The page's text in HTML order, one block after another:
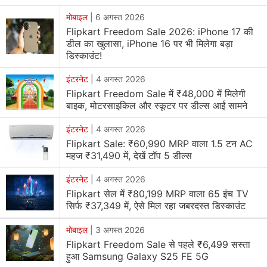
Samsung Galaxy A35 5Gका 8GB RAM + 128GB
स्टोरेज वेरिएंट फ्लिपकार्ट पर19,999 रुपयेमें लिस्ट किया गया है।
बैंक ऑफर की बात करें तो Axis Bank Flipkart क्रेडिट कार्ड
ट्रांजेक्शन पर 5% कैशबैक (750 रुपये तक) मिल सकता है, जिसके
बाद प्रभावी कीमत 19,249 रुपये हो जाएगी। एक्सचेंज ऑफर में पुराना
या मौजूदा फोन देने पर 16,750 रुपये की बचत हो सकती है। हालांकि,
ऑफर का अधिकतम लाभ एक्सचेंज में दिए गए फोन की मौजूदा कंडीशन
और मॉडल पर निर्भर करता है।
CMF by Nothing Phone 2 Pro
CMF by Nothing Phone 2 Pro
स्टोरेज वेरिएंट फ्लिपकार्ट पर18,999 रुपयेमें लिस्ट किया गया है।
बैंक ऑफर की बात करें तो ICICI, IDFC Bank या HDFC Bank
क्रेडिट कार्ड ट्रांजेक्शन पर 2 हजार रुपये डिस्काउंट मिल सकता है,
जिसके बाद प्रभावी कीमत 16,999 रुपये हो जाएगी। एक्सचेंज ऑफर
में पुराना या मौजूदा फोन देने पर 16,150 रुपये की बचत हो सकती है।
Great Battery Life
Decent performance
Bloat-free and minimal
software experience
Minimal ingress protection
The back panel is no
मोबाइल| 6 अगस्त 2026
Flipkart Freedom Sale 2026: iPhone 17 की
डील का खुलासा, iPhone 16 पर भी मिलेगा बड़ा
डिस्काउंट!
इंटरनेट 4 अगस्त 2026
Flipkart Freedom Sale में ₹48,000 में मिलेगी
बाइक, मोटरसाइकिल और स्कूटर पर डील्स आईं सामने
इंटरनेट 4 अगस्त 2026
Flipkart Sale: ₹60,990 MRP वाला 1.5 टन AC
महज ₹31,490 में, देखें टॉप 5 डील्स
इंटरनेट 4 अगस्त 2026
Flipkart सेल में ₹80,199 MRP वाला 65 इंच TV
सिर्फ ₹37,349 में, ऐसे मिल रहा जबरदस्त डिस्काउंट
मोबाइल| 3 अगस्त 2026
Flipkart Freedom Sale से पहले ₹6,499 सस्ता
हुआ Samsung Galaxy S25 FE 5G